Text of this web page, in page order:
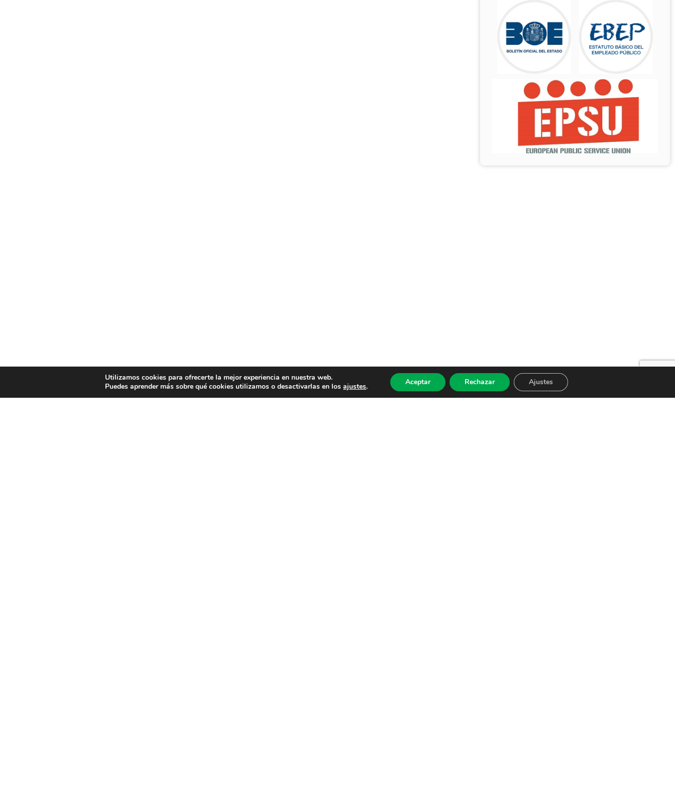
Utilizamos cookies para ofrecerte la mejor experiencia en nuestra web.
Puedes aprender más sobre qué cookies utilizamos o desactivarlas en losajustes. Aceptar Rechazar Ajustes